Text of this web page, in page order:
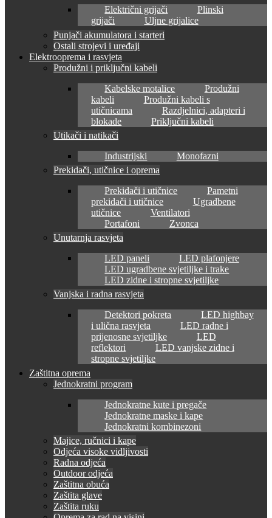
Električni grijači
Plinski
grijači
Uljne grijalice
Punjači akumulatora i starteri
Ostali strojevi i uređaji
Elektrooprema i rasvjeta
Produžni i priključni kabeli
Kabelske motalice
Produžni
kabeli
Produžni kabeli s
utičnicama
Razdjelnici, adapteri i
blokade
Priključni kabeli
Utikači i natikači
Industrijski
Monofazni
Prekidači, utičnice i oprema
Prekidači i utičnice
Pametni
prekidači i utičnice
Ugradbene
utičnice
Ventilatori
Portafoni
Zvonca
Unutarnja rasvjeta
LED paneli
LED plafonjere
LED ugradbene svjetiljke i trake
LED zidne i stropne svjetiljke
Vanjska i radna rasvjeta
Detektori pokreta
LED highbay
i ulična rasvjeta
LED radne i
prijenosne svjetiljke
LED
reflektori
LED vanjske zidne i
stropne svjetiljke
Zaštitna oprema
Jednokratni program
Jednokratne kute i pregače
Jednokratne maske i kape
Jednokratni kombinezoni
Majice, ručnici i kape
Odjeća visoke vidljivosti
Radna odjeća
Outdoor odjeća
Zaštitna obuća
Zaštita glave
Zaštita ruku